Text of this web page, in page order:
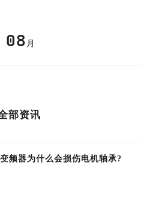
08 月
部资讯
变频器为什么会损伤电机轴承?